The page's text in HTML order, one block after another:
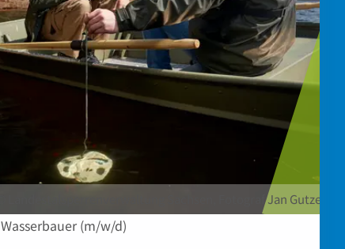
© Landestalsperrenverwaltung Sachsen, Fotograf Jan Gutzeit
Wasserbauer (m/w/d)